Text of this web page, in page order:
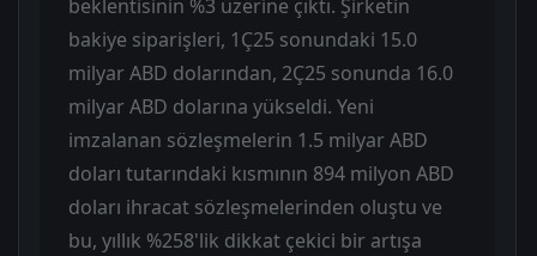
beklentisinin %3 üzerine çıktı. Şirketin
bakiye siparişleri, 1Ç25 sonundaki 15.0
milyar ABD dolarından, 2Ç25 sonunda 16.0
milyar ABD dolarına yükseldi. Yeni
imzalanan sözleşmelerin 1.5 milyar ABD
doları tutarındaki kısmının 894 milyon ABD
doları ihracat sözleşmelerinden oluştu ve
bu, yıllık %258'lik dikkat çekici bir artışa